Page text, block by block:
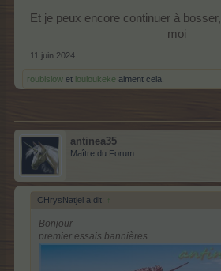
Et je peux encore continuer à
moi​
11 juin 2024
roubislow et louloukeke aiment cela.
antinea35
Maître du Forum
CHrysNatjel a dit: ↑
Bonjour
premier essais bannières